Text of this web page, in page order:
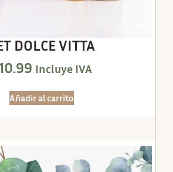
DOLCE VITTA
Incluye IVA
Añadir al carrito